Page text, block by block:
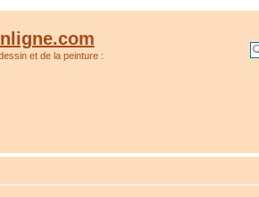
et de la peinture :